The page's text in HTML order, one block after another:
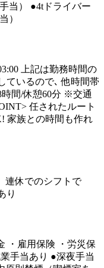
当） ●4tドライバー
）
上記は勤務時間の
ているので､ 他時間帯
間/休憩60分 ※交通
任されたルート
家族との時間も作れ
連休でのシフトで
り
・雇用保険 ・労災保
手当あり ●深夜手当